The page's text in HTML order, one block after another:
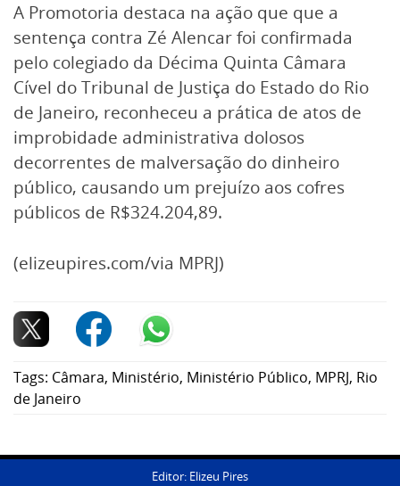
A Promotoria destaca na ação que que a
sentença contra Zé Alencar foi confirmada
pelo colegiado da Décima Quinta Câmara
Cível do Tribunal de Justiça do Estado do Rio
de Janeiro, reconheceu a prática de atos de
improbidade administrativa dolosos
decorrentes de malversação do dinheiro
público, causando um prejuízo aos cofres
públicos de R$324.204,89.
(elizeupires.com/via MPRJ)
Tags: Câmara, Ministério, Ministério Público, MPRJ, Rio
de Janeiro
Editor: Elizeu Pires